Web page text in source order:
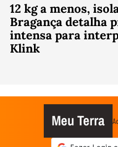
12 kg a menos,
Bragança detalha
intensa para
Klink
Meu Terra